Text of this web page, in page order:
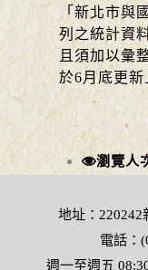
「新北市與
列之統計資
且須加以彙
於6月底更
瀏覽人
地址：220242
電話：
週一至週五